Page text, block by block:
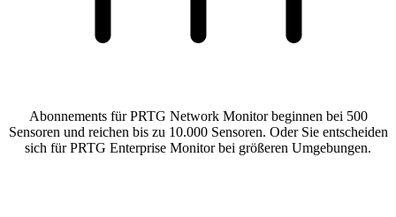
Abonnements für PRTG Network Monitor beginnen bei 500
Sensoren und reichen bis zu 10.000 Sensoren. Oder Sie entscheiden
sich für PRTG Enterprise Monitor bei größeren Umgebungen.